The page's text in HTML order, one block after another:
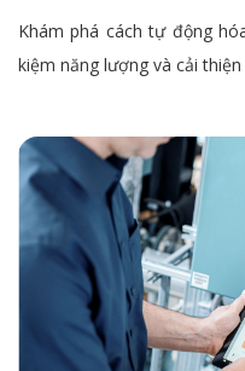
Khám phá cách tự động
kiệm năng lượng và cải